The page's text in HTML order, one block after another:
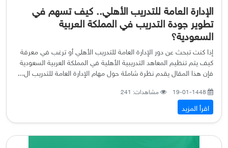
الإدارة العامة للتدريب الأهلي.. كيف تسهم في
تطوير جودة التدريب في المملكة العربية
السعودية؟
إذا كنت تبحث عن دور الإدارة العامة للتدريب الأهلي أو ترغب في معرفة
كيف يتم تنظيم المعاهد التدريبية الأهلية في المملكة العربية السعودية
فإن هذا المقال يقدم نظرة شاملة حول مهام الإدارة العامة للتدريب ال...
مشاهدات: 241
اقرأ المزيد